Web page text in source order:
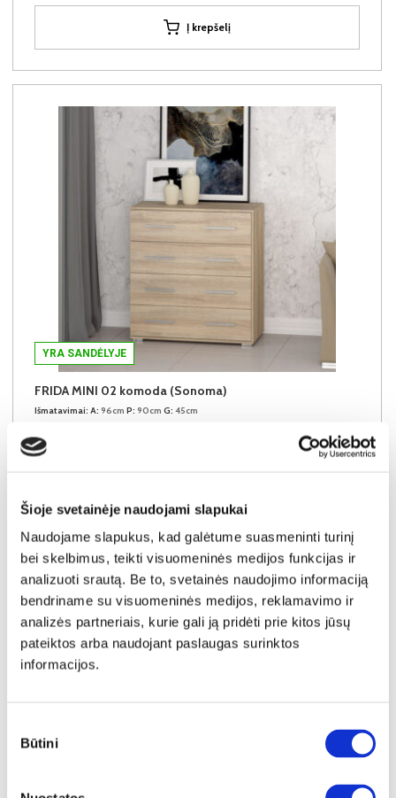
Šioje svetainėje naudojami slapukai
Naudojame slapukus, kad galėtume suasmeninti turinį
bei skelbimus, teikti visuomeninės medijos funkcijas ir
analizuoti srautą. Be to, svetainės naudojimo informaciją
bendriname su visuomeninės medijos, reklamavimo ir
analizės partneriais, kurie gali ją pridėti prie kitos jūsų
pateiktos arba naudojant paslaugas surinktos
informacijos.
pasirinkimas
Būtini
Į krepšelį
YRA SANDĖLYJE
FRIDA MINI 02 komoda (Sonoma)
Išmatavimai: A: 96cm P: 90cm G: 45cm
Į krepšelį